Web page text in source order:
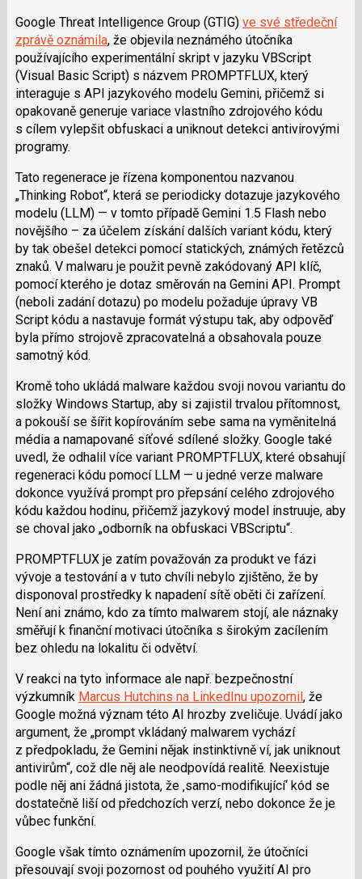
a
i
Google Threat Intelligence Group (GTIG) ve své středeční
zprávě oznámila, že objevila neznámého útočníka
používajícího experimentální skript v jazyku VBScript
(Visual Basic Script) s názvem PROMPTFLUX, který
interaguje s API jazykového modelu Gemini, přičemž si
opakovaně generuje variace vlastního zdrojového kódu
s cílem vylepšit obfuskaci a uniknout detekci antivirovými
programy.
Tato regenerace je řízena komponentou nazvanou
„Thinking Robot“, která se periodicky dotazuje jazykového
modelu (LLM) — v tomto případě Gemini 1.5 Flash nebo
novějšího – za účelem získání dalších variant kódu, který
by tak obešel detekci pomocí statických, známých řetězců
znaků. V malwaru je použit pevně zakódovaný API klíč,
pomocí kterého je dotaz směrován na Gemini API. Prompt
(neboli zadání dotazu) po modelu požaduje úpravy VB
Script kódu a nastavuje formát výstupu tak, aby odpověď
byla přímo strojově zpracovatelná a obsahovala pouze
samotný kód.
Kromě toho ukládá malware každou svoji novou variantu do
složky Windows Startup, aby si zajistil trvalou přítomnost,
a pokouší se šířit kopírováním sebe sama na vyměnitelná
média a namapované síťové sdílené složky. Google také
uvedl, že odhalil více variant PROMPTFLUX, které obsahují
regeneraci kódu pomocí LLM — u jedné verze malware
dokonce využívá prompt pro přepsání celého zdrojového
kódu každou hodinu, přičemž jazykový model instruuje, aby
se choval jako „odborník na obfuskaci VBScriptu“.
PROMPTFLUX je zatím považován za produkt ve fázi
vývoje a testování a v tuto chvíli nebylo zjištěno, že by
disponoval prostředky k napadení sítě oběti či zařízení.
Není ani známo, kdo za tímto malwarem stojí, ale náznaky
směřují k finanční motivaci útočníka s širokým zacílením
bez ohledu na lokalitu či odvětví.
V reakci na tyto informace ale např. bezpečnostní
výzkumník Marcus Hutchins na LinkedInu upozornil, že
Google možná význam této AI hrozby zveličuje. Uvádí jako
argument, že „prompt vkládaný malwarem vychází
z předpokladu, že Gemini nějak instinktivně ví, jak uniknout
antivirům“, což dle něj ale neodpovídá realitě. Neexistuje
podle něj ani žádná jistota, že ‚samo-modifikující‘ kód se
dostatečně liší od předchozích verzí, nebo dokonce že je
vůbec funkční.
Google však tímto oznámením upozornil, že útočníci
přesouvají svoji pozornost od pouhého využití AI pro